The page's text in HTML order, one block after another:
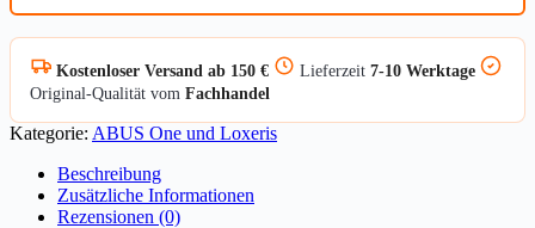
Menge
Kostenloser Versand ab 150 € Lieferzeit 7-10 Werktage
Original-Qualität vom Fachhandel
Kategorie: ABUS One und Loxeris
Beschreibung
Zusätzliche Informationen
Rezensionen (0)